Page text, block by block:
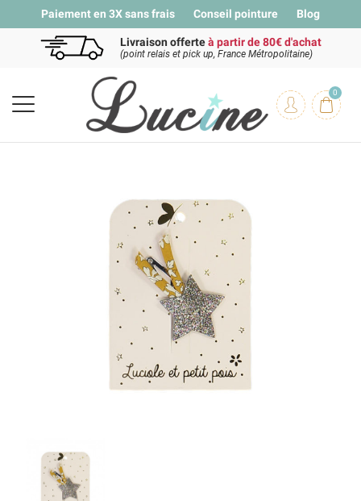
Paiement en 3X sans frais Conseil pointure Blog
Livraison offerteà partir de 80€ d'achat
(point relais et pick up, France Métropolitaine)
0